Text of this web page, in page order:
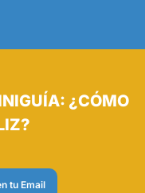
¿CÓMO
tu Email